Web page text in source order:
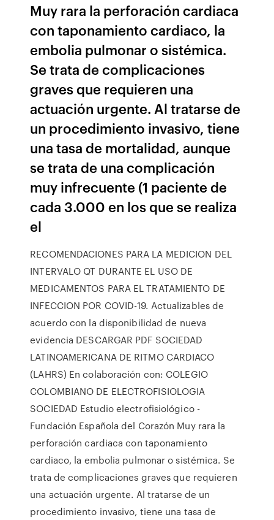
Muy rara la perforación cardiaca
con taponamiento cardiaco, la
embolia pulmonar o sistémica.
Se trata de complicaciones
graves que requieren una
actuación urgente. Al tratarse de
un procedimiento invasivo, tiene
una tasa de mortalidad, aunque
se trata de una complicación
muy infrecuente (1 paciente de
cada 3.000 en los que se realiza
el
RECOMENDACIONES PARA LA MEDICION DEL
INTERVALO QT DURANTE EL USO DE
MEDICAMENTOS PARA EL TRATAMIENTO DE
INFECCION POR COVID-19. Actualizables de
acuerdo con la disponibilidad de nueva
evidencia DESCARGAR PDF SOCIEDAD
LATINOAMERICANA DE RITMO CARDIACO
(LAHRS) En colaboración con: COLEGIO
COLOMBIANO DE ELECTROFISIOLOGIA
SOCIEDAD Estudio electrofisiológico -
Fundación Española del Corazón Muy rara la
perforación cardiaca con taponamiento
cardiaco, la embolia pulmonar o sistémica. Se
trata de complicaciones graves que requieren
una actuación urgente. Al tratarse de un
procedimiento invasivo, tiene una tasa de